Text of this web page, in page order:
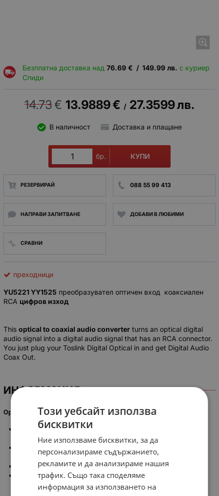
Безплатна доставка над 76.69 € / 149.99 лв. с куриер
Спиди
14.73€ 13.9889€ / 27.3599лв.
В наличност Доставка и плащане
бр. КУПИ
РЕЗЕРВИРАЙ 088 55 99 413
НАПРАВИ ЗАПИТВАНЕ ДОБАВИ В ЛЮБИМИ
СРАВНИ
преходници
YU5221 YY1525 преобразувател оптичен вход коаксиален
RCA цифров изход
This optical to coaxial audio converter turns an optical digital
audio signal into a digital audio signal that has an RCA connector.
You just plug your Toslink Digital Optical in and get Digital Audio
Coax Out.
ИНФОРМАЦИЯ
Optical Toslink Audio to Coaxial RCA Converter Specifications:
TV, Cable, satellite, A/V receiver, DVD player and all other
consumer electronics device compatible
player compatible
Color: Silver
PCM, Dolby Digital and DTS signals can be passed through
this unit
Този уебсайт използва
бисквитки
Ние използваме бисквитки, за да
персонализираме съдържанието,
рекламите и да анализираме нашия
трафик. Също така споделяме
информация за използването на